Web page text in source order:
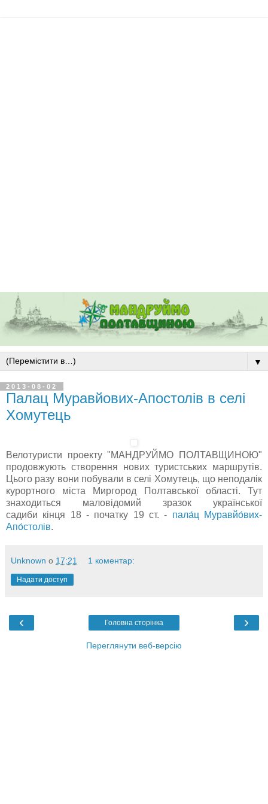
▼
2013-08-02
Палац Муравйових-Апостолів в селі
Хомутець
Велотуристи проекту "МАНДРУЙМО ПОЛТАВЩИНОЮ"
продовжують створення нових туристських маршрутів.
Цього разу вони побували в селі Хомутець, що неподалік
курортного міста Миргород Полтавської області. Тут
знаходиться маловідомий зразок української
садиби кінця 18 - початку 19 ст. - пала́ц Муравйо́вих-
Апо́столів.
Unknown о 17:21 1 коментар:
Надати доступ
‹ ›
Головна сторінка
Переглянути веб-версію